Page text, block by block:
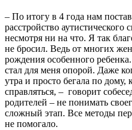
– По итогу в 4 года нам
расстройство
несмотря ни на что. Я так
не бросил. Ведь от многих
рождения особенного
стал для меня опорой. Даже
утра и просто бегала по
справляться, – говорит
родителей – не понимать
сложный этап. Все методы
не помогало.